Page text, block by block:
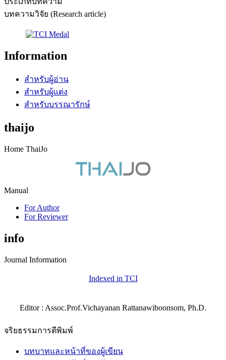
บทความวิจัย (Research article)
Information
สำหรับผู้อ่าน
สำหรับผู้แต่ง
สำหรับบรรณารักษ์
thaijo
Home ThaiJo
Manual
For Author
For Reviewer
info
Journal Information
Indexed in TCI
Editor : Assoc.Prof.Vichayanan Rattanawiboonsom, Ph.D.
จริยธรรมการตีพิมพ์
บทบาทและหน้าที่ของผู้เขียน